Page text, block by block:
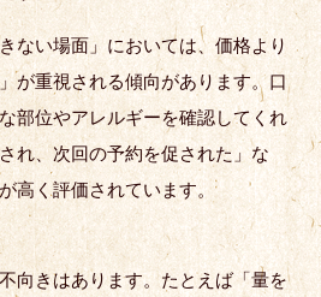
ない場面」においては、価格より
が重視される傾向があります。口
部位やアレルギーを確認してくれ
れ、次回の予約を促された」な
高く評価されています。
向きはあります。たとえば「量を